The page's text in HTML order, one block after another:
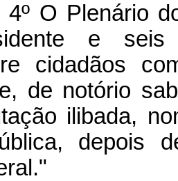
4º O Plenário
e seis
cidadãos
de notório
ilibada,
depois